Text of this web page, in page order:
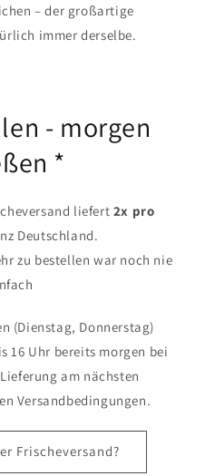
– der großartige
immer derselbe.
- morgen
*
liefert 2x pro
Deutschland.
zu bestellen war noch nie
(Dienstag, Donnerstag)
16 Uhr bereits morgen bei
am nächsten
Versandbedingungen.
Frischeversand?